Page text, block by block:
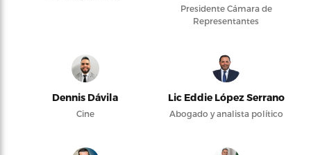
Presidente Cámara de
Representantes
Dennis Dávila
Cine
Lic Eddie López Serrano
Abogado y analista político